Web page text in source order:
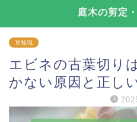
庭木の剪定
豆知識
エビネの古葉切り
かない原因と正し